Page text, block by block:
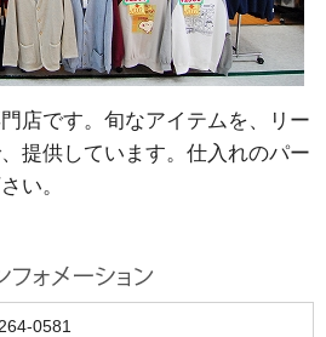
店です。旬なアイテムを、リー
提供しています。仕入れのパー
い。
0581